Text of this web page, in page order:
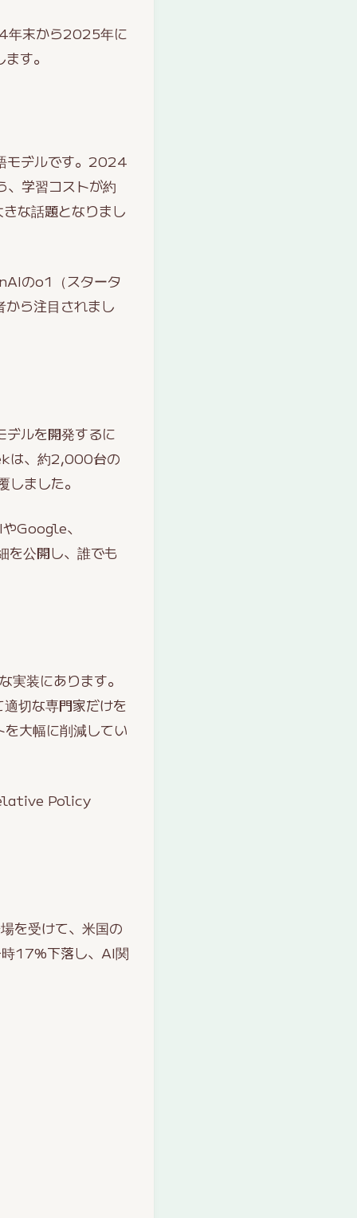
年末から2025年に
す。
モデルです。2024
学習コストが約
な話題となりまし
のo1（スタータ
ら注目されまし
ルを開発するに
は、約2,000台の
ました。
Google、
公開し、誰でも
装にあります。
切な専門家だけを
大幅に削減してい
Policy
を受けて、米国の
17%下落し、AI関